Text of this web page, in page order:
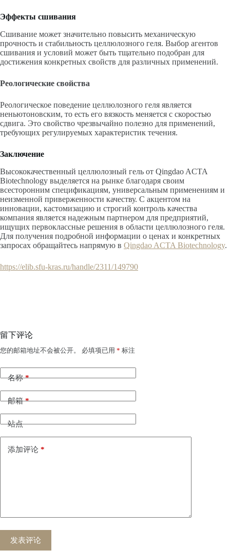
Эффекты сшивания
Сшивание может значительно повысить механическую
прочность и стабильность целлюлозного геля. Выбор агентов
сшивания и условий может быть тщательно подобран для
достижения конкретных свойств для различных применений.
Реологические свойства
Реологическое поведение целлюлозного геля является
неньютоновским, то есть его вязкость меняется с скоростью
сдвига. Это свойство чрезвычайно полезно для применений,
требующих регулируемых характеристик течения.
Заключение
Высококачественный целлюлозный гель от Qingdao ACTA
Biotechnology выделяется на рынке благодаря своим
всесторонним спецификациям, универсальным применениям и
неизменной приверженности качеству. С акцентом на
инновации, кастомизацию и строгий контроль качества
компания является надежным партнером для предприятий,
ищущих первоклассные решения в области целлюлозного геля.
Для получения подробной информации о ценах и конкретных
запросах обращайтесь напрямую в Qingdao ACTA Biotechnology.
https://elib.sfu-kras.ru/handle/2311/149790
留下评论
您的邮箱地址不会被公开。 必填项已用 * 标注
名称*
邮箱*
站点
添加评论 *
发表评论